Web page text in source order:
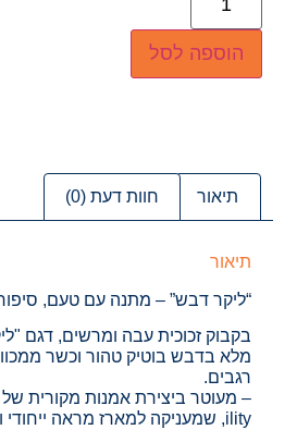
הוספה לסל
תיאור חוות דעת (0)
תיאור
“ליקר דבש” – מתנה עם טעם,
מלא בדבש בוטיק טהור וכשר
רגבים.
ility, שמעניקה למארז מראה ייחודי וערך חברתי מרגש.